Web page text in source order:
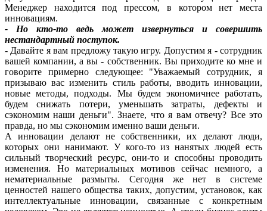
Менеджер находится под прессом, в котором нет места
инновациям.
- Но кто-то ведь может извернуться и совершить
нестандартный поступок.
- Давайте я вам предложу такую игру. Допустим я - сотрудник
вашей компании, а вы - собственник. Вы приходите ко мне и
говорите примерно следующее: "Уважаемый сотрудник, я
призываю вас изменить стиль работы, вводить инновации,
новые методы, подходы. Мы будем экономичнее работать,
будем снижать потери, уменьшать затраты, дефекты и
сэкономим наши деньги". Знаете, что я вам отвечу? Все это
правда, но мы сэкономим именно ваши деньги.
А инновации делают не собственники, их делают люди,
которых они нанимают. У кого-то из нанятых людей есть
сильный творческий ресурс, они-то и способны проводить
изменения. Но материальных мотивов сейчас немного, а
нематериальные размыты. Сегодня же нет в системе
ценностей нашего общества таких, допустим, установок, как
интеллектуальные инновации, связанные с конкретным